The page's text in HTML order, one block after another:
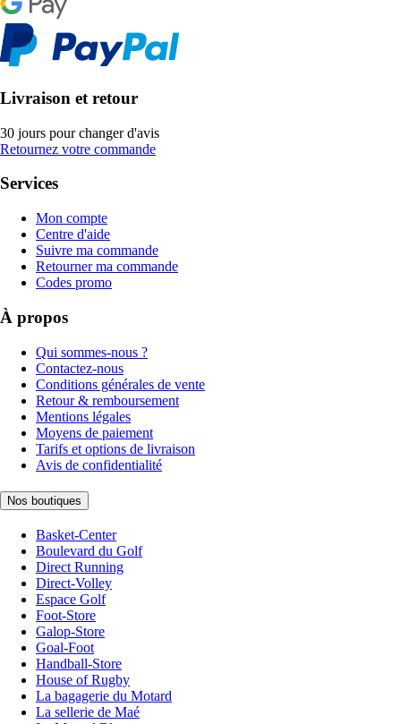
Livraison et retour
30 jours pour changer d'avis
Retournez votre commande
Services
Mon compte
Centre d'aide
Suivre ma commande
Retourner ma commande
Codes promo
À propos
Qui sommes-nous ?
Contactez-nous
Conditions générales de vente
Retour & remboursement
Mentions légales
Moyens de paiement
Tarifs et options de livraison
Avis de confidentialité
Nos boutiques
Basket-Center
Boulevard du Golf
Direct Running
Direct-Volley
Espace Golf
Foot-Store
Galop-Store
Goal-Foot
Handball-Store
House of Rugby
La bagagerie du Motard
La sellerie de Maé